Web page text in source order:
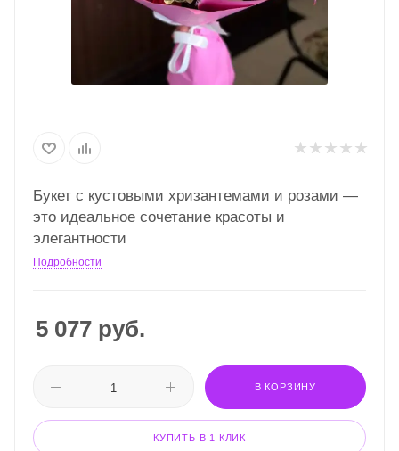
Букет с кустовыми хризантемами и розами —
это идеальное сочетание красоты и
элегантности
Подробности
5 077 руб.
В КОРЗИНУ
КУПИТЬ В 1 КЛИК